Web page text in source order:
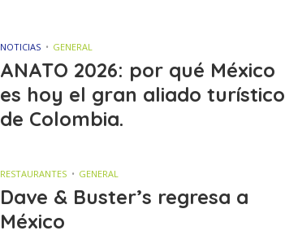
NOTICIAS GENERAL
ANATO 2026: por qué México
es hoy el gran aliado turístico
de Colombia.
RESTAURANTES GENERAL
Dave & Buster’s regresa a
México